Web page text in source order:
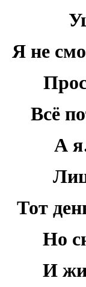
Я не
Всё
А
Тот
Но
И